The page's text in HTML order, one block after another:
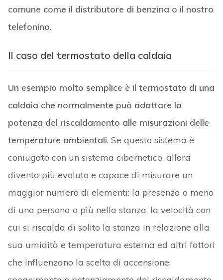
comune come il distributore di benzina o il nostro
telefonino.
Il caso del termostato della caldaia
Un esempio molto semplice è il termostato di una
caldaia che normalmente può adattare la
potenza del riscaldamento alle misurazioni delle
temperature ambientali. Se questo sistema è
coniugato con un sistema cibernetico, allora
diventa più evoluto e capace di misurare un
maggior numero di elementi: la presenza o meno
di una persona o più nella stanza, la velocità con
cui si riscalda di solito la stanza in relazione alla
sua umidità e temperatura esterna ed altri fattori
che influenzano la scelta di accensione,